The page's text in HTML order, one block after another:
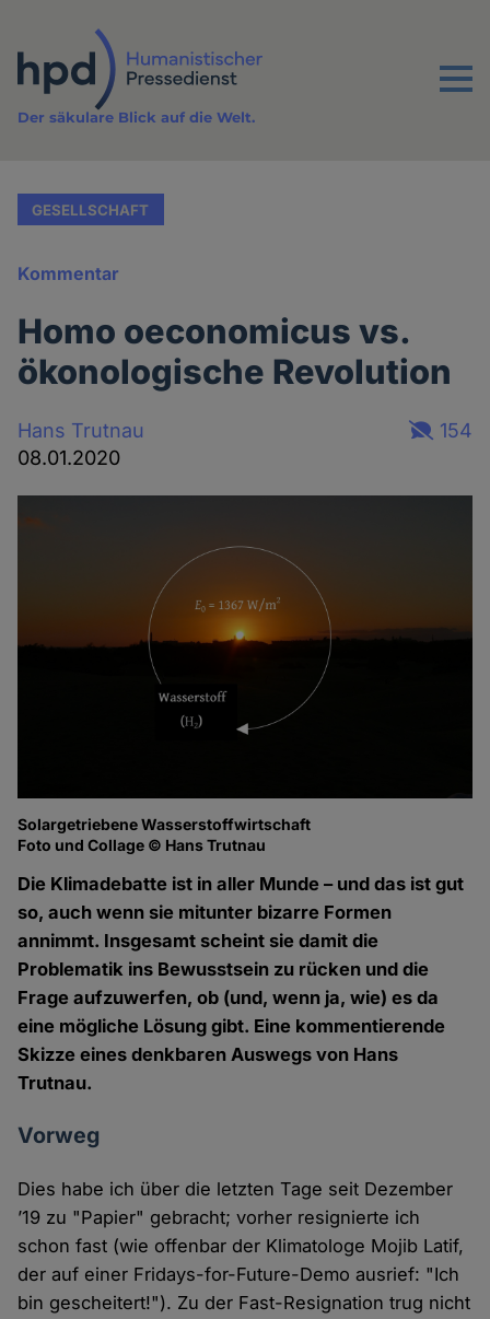
Inhalt
Menu
Der säkulare Blick auf die Welt.
GESELLSCHAFT
Kommentar
Homo oeconomicus vs.
ökonologische Revolution
Hans Trutnau
08.01.2020
154
Solargetriebene Wasserstoffwirtschaft
Foto und Collage © Hans Trutnau
Die Klimadebatte ist in aller Munde – und das ist gut
so, auch wenn sie mitunter bizarre Formen
annimmt. Insgesamt scheint sie damit die
Problematik ins Bewusstsein zu rücken und die
Frage aufzuwerfen, ob (und, wenn ja, wie) es da
eine mögliche Lösung gibt. Eine kommentierende
Skizze eines denkbaren Auswegs von Hans
Trutnau.
Vorweg
Dies habe ich über die letzten Tage seit Dezember
’19 zu "Papier" gebracht; vorher resignierte ich
schon fast (wie offenbar der Klimatologe Mojib Latif,
der auf einer Fridays-for-Future-Demo ausrief: "Ich
bin gescheitert!"). Zu der Fast-Resignation trug nicht